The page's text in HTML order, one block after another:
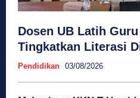
Dosen UB Latih
Tingkatkan Literasi
Pendidikan 03/08/2026